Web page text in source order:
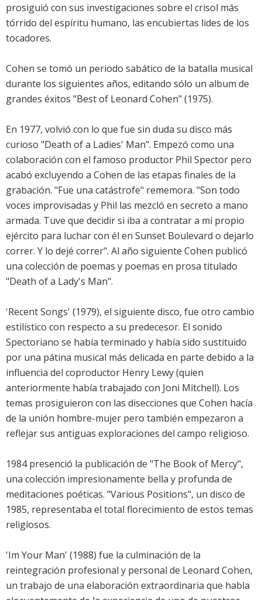
prosiguió con sus investigaciones sobre el crisol más
tórrido del espíritu humano, las encubiertas lides de los
tocadores.
Cohen se tomó un periodo sabático de la batalla musical
durante los siguientes años, editando sólo un album de
grandes éxitos "Best of Leonard Cohen" (1975).
En 1977, volvió con lo que fue sin duda su disco más
curioso "Death of a Ladies' Man". Empezó como una
colaboración con el famoso productor Phil Spector pero
acabó excluyendo a Cohen de las etapas finales de la
grabación. "Fue una catástrofe" rememora. "Son todo
voces improvisadas y Phil las mezcló en secreto a mano
armada. Tuve que decidir si iba a contratar a mi propio
ejército para luchar con él en Sunset Boulevard o dejarlo
correr. Y lo dejé correr". Al año siguiente Cohen publicó
una colección de poemas y poemas en prosa titulado
"Death of a Lady's Man".
'Recent Songs' (1979), el siguiente disco, fue otro cambio
estilístico con respecto a su predecesor. El sonido
Spectoriano se había terminado y había sido sustituido
por una pátina musical más delicada en parte debido a la
influencia del coproductor Henry Lewy (quien
anteriormente había trabajado con Joni Mitchell). Los
temas prosiguieron con las disecciones que Cohen hacía
de la unión hombre-mujer pero también empezaron a
reflejar sus antiguas exploraciones del campo religioso.
1984 presenció la publicación de "The Book of Mercy",
una colección impresionamente bella y profunda de
meditaciones poéticas. "Various Positions", un disco de
1985, representaba el total florecimiento de estos temas
religiosos.
'Im Your Man' (1988) fue la culminación de la
reintegración profesional y personal de Leonard Cohen,
un trabajo de una elaboración extraordinaria que habla